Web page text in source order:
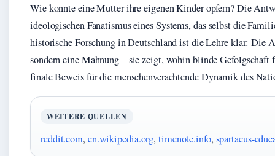
Wie konnte eine Mutter ihre eigenen Kinder opfern? Die
ideologischen Fanatismus eines Systems, das selbst die
historische Forschung in Deutschland ist die Lehre klar: Die
sondern eine Mahnung – sie zeigt, wohin blinde
finale Beweis für die menschenverachtende Dynamik des
WEITERE QUELLEN
reddit.com, en.wikipedia.org,timenote.info, spartacus-